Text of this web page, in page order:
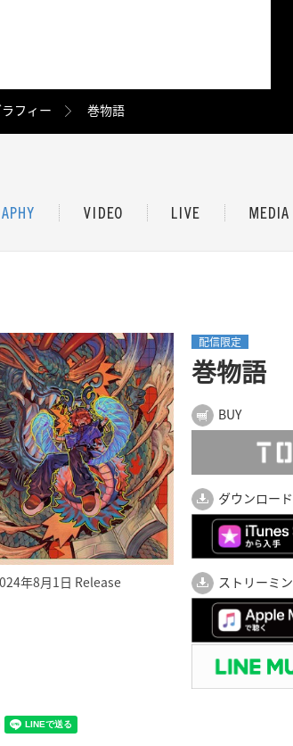
フィー 巻物語
年8月1日 Release
配信限定
巻物語
BUY
ダウンロード
ストリーミ